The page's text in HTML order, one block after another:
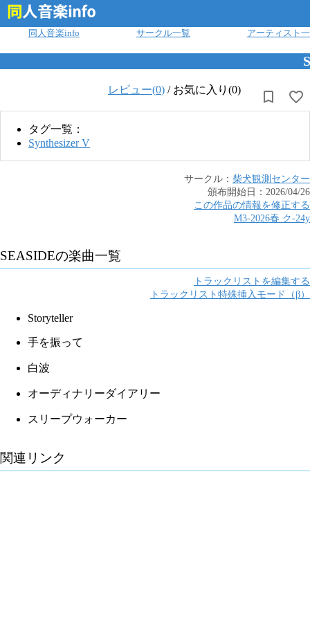
同人音楽info サークル一覧 アーティスト
レビュー(0) / お気に入り(0)
タグ一覧：
Synthesizer V
サークル： 柴犬観測センター
頒布開始日： 2026/04/26
この作品の情報を修正する
M3-2026春 ク-24y
SEASIDEの楽曲一覧
トラックリストを編集する
トラックリスト特殊挿入モード（β）
Storyteller
手を振って
白波
オーディナリーダイアリー
スリープウォーカー
関連リンク